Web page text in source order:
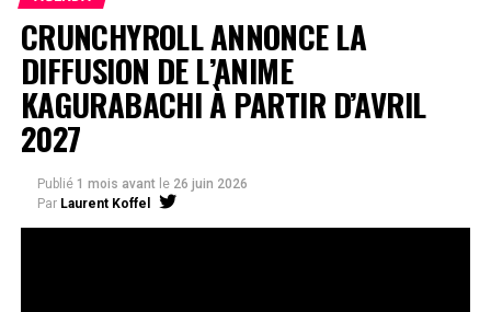
CRUNCHYROLL ANNONCE LA
DIFFUSION DE L’ANIME
KAGURABACHI À PARTIR D’AVRIL
2027
Publié 1 mois avant le 26 juin 2026
Par Laurent Koffel